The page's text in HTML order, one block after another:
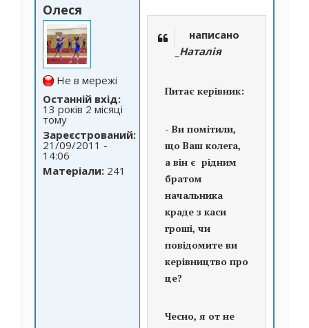
Олеся
Не в мережі
Останній вхід:
13 років 2 місяці
тому
Зареєстрований:
21/09/2011 -
14:06
Матеріали: 241
написано
_Наталія
Питає керівник:
- Ви помітили,
що Ваш колега,
а він є рідним
братом
начальника
краде з каси
гроші, чи
повідомите ви
керівництво про
це?
Чесно, я от не